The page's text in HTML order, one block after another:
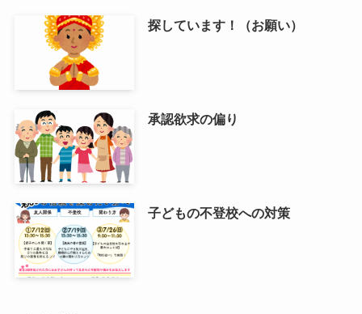
探しています！（お願い）
承認欲求の偏り
子どもの不登校への対策